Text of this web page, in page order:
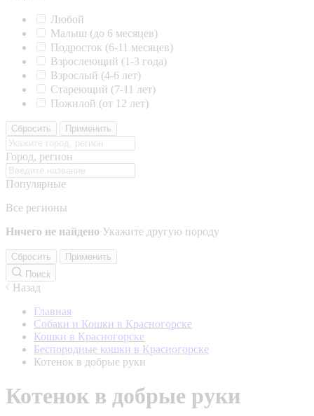
Любой
Малыш (до 6 месяцев)
Подросток (6-11 месяцев)
Взрослеющий (1-3 года)
Взрослый (4-6 лет)
Стареющий (7-11 лет)
Пожилой (от 12 лет)
Сбросить Применить
Город, регион
Популярные
Все регионы
Ничего не найдено Укажите другую породу
Сбросить
Применить
Поиск
Назад
Главная
Собаки и Кошки в Красногорске
Кошки в Красногорске
Беспородные кошки в Красногорске
Котенок в добрые руки
Котенок в добрые руки